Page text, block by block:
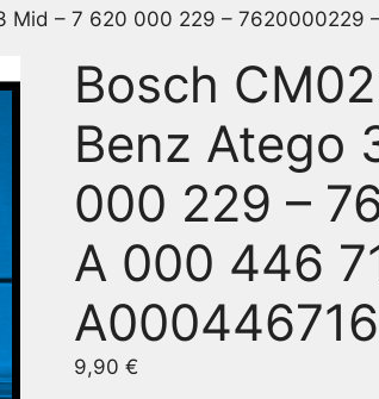
Mid – 7 620 000 229 – 7620000229
Bosch
Benz Atego
000 229 –
A 000 446
9,90€